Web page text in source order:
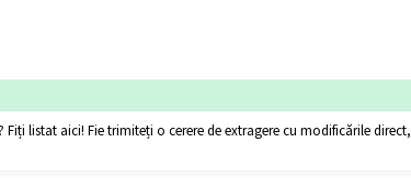
listat aici! Fie trimiteți o cerere de extragere cu modificările direct,